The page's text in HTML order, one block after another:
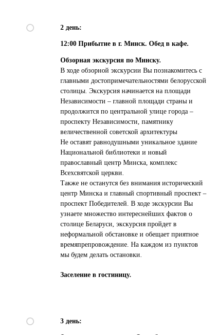
2 день:
12:00 Прибытие в г. Минск. Обед в кафе.
Обзорная экскурсия по Минску.
В ходе обзорной экскурсии Вы познакомитесь с
главными достопримечательностями белорусской
столицы. Экскурсия начинается на площади
Независимости – главной площади страны и
продолжится по центральной улице города –
проспекту Независимости, памятнику
величественной советской архитектуры
Не оставят равнодушными уникальное здание
Национальной библиотеки и новый
православный центр Минска, комплекс
Всехсвятской церкви.
Также не останутся без внимания исторический
центр Минска и главный спортивный проспект –
проспект Победителей. В ходе экскурсии Вы
узнаете множество интереснейших фактов о
столице Беларуси, экскурсия пройдет в
неформальной обстановке и обещает приятное
времяпрепровождение. На каждом из пунктов
мы будем делать остановки.
Заселение в гостиницу.
3 день: